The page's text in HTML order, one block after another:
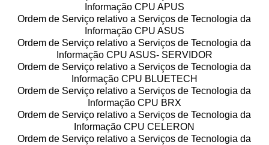
Informação CPU APUS
Ordem de Serviço relativo a Serviços de Tecnologia da
Informação CPU ASUS
Ordem de Serviço relativo a Serviços de Tecnologia da
Informação CPU ASUS- SERVIDOR
Ordem de Serviço relativo a Serviços de Tecnologia da
Informação CPU BLUETECH
Ordem de Serviço relativo a Serviços de Tecnologia da
Informação CPU BRX
Ordem de Serviço relativo a Serviços de Tecnologia da
Informação CPU CELERON
Ordem de Serviço relativo a Serviços de Tecnologia da